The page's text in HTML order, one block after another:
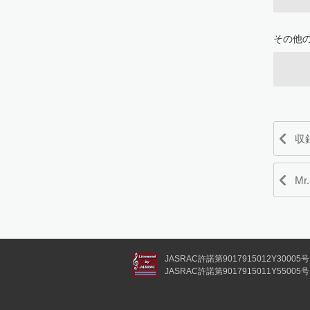
その他
収
JASRAC許諾第9017915012Y30005号
JASRAC許諾第9017915011Y55005号